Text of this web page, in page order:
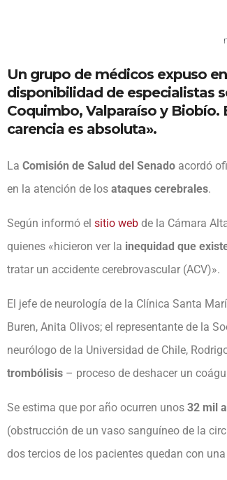
Un grupo de médicos expuso
disponibilidad de especialistas
Coquimbo, Valparaíso y Biobío.
carencia es absoluta».
La Comisión de Salud del Senado acordó
en la atención de los ataques cerebrales.
Según informó el sitio web de la Cámara
quienes «hicieron ver la inequidad que
tratar un accidente cerebrovascular (ACV)».
El jefe de neurología de la Clínica Santa
Buren, Anita Olivos; el representante de la
neurólogo de la Universidad de Chile,
trombólisis – proceso de deshacer un
Se estima que por año ocurren unos 32 mil
(obstrucción de un vaso sanguíneo de la
dos tercios de los pacientes quedan con